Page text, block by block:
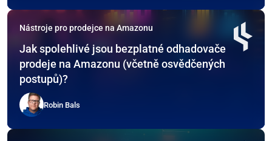
Nástroje pro prodejce na Amazonu
Jak spolehlivé jsou bezplatné odhadovače
prodeje na Amazonu (včetně osvědčených
postupů)?
Robin Bals